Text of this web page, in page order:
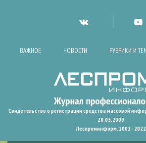
ВАЖНОЕ НОВОСТИ РУБРИКИ И
Свидетельство о регистрации средства массовой
28.05.2009
Леспроминформ. 2002 - 2022